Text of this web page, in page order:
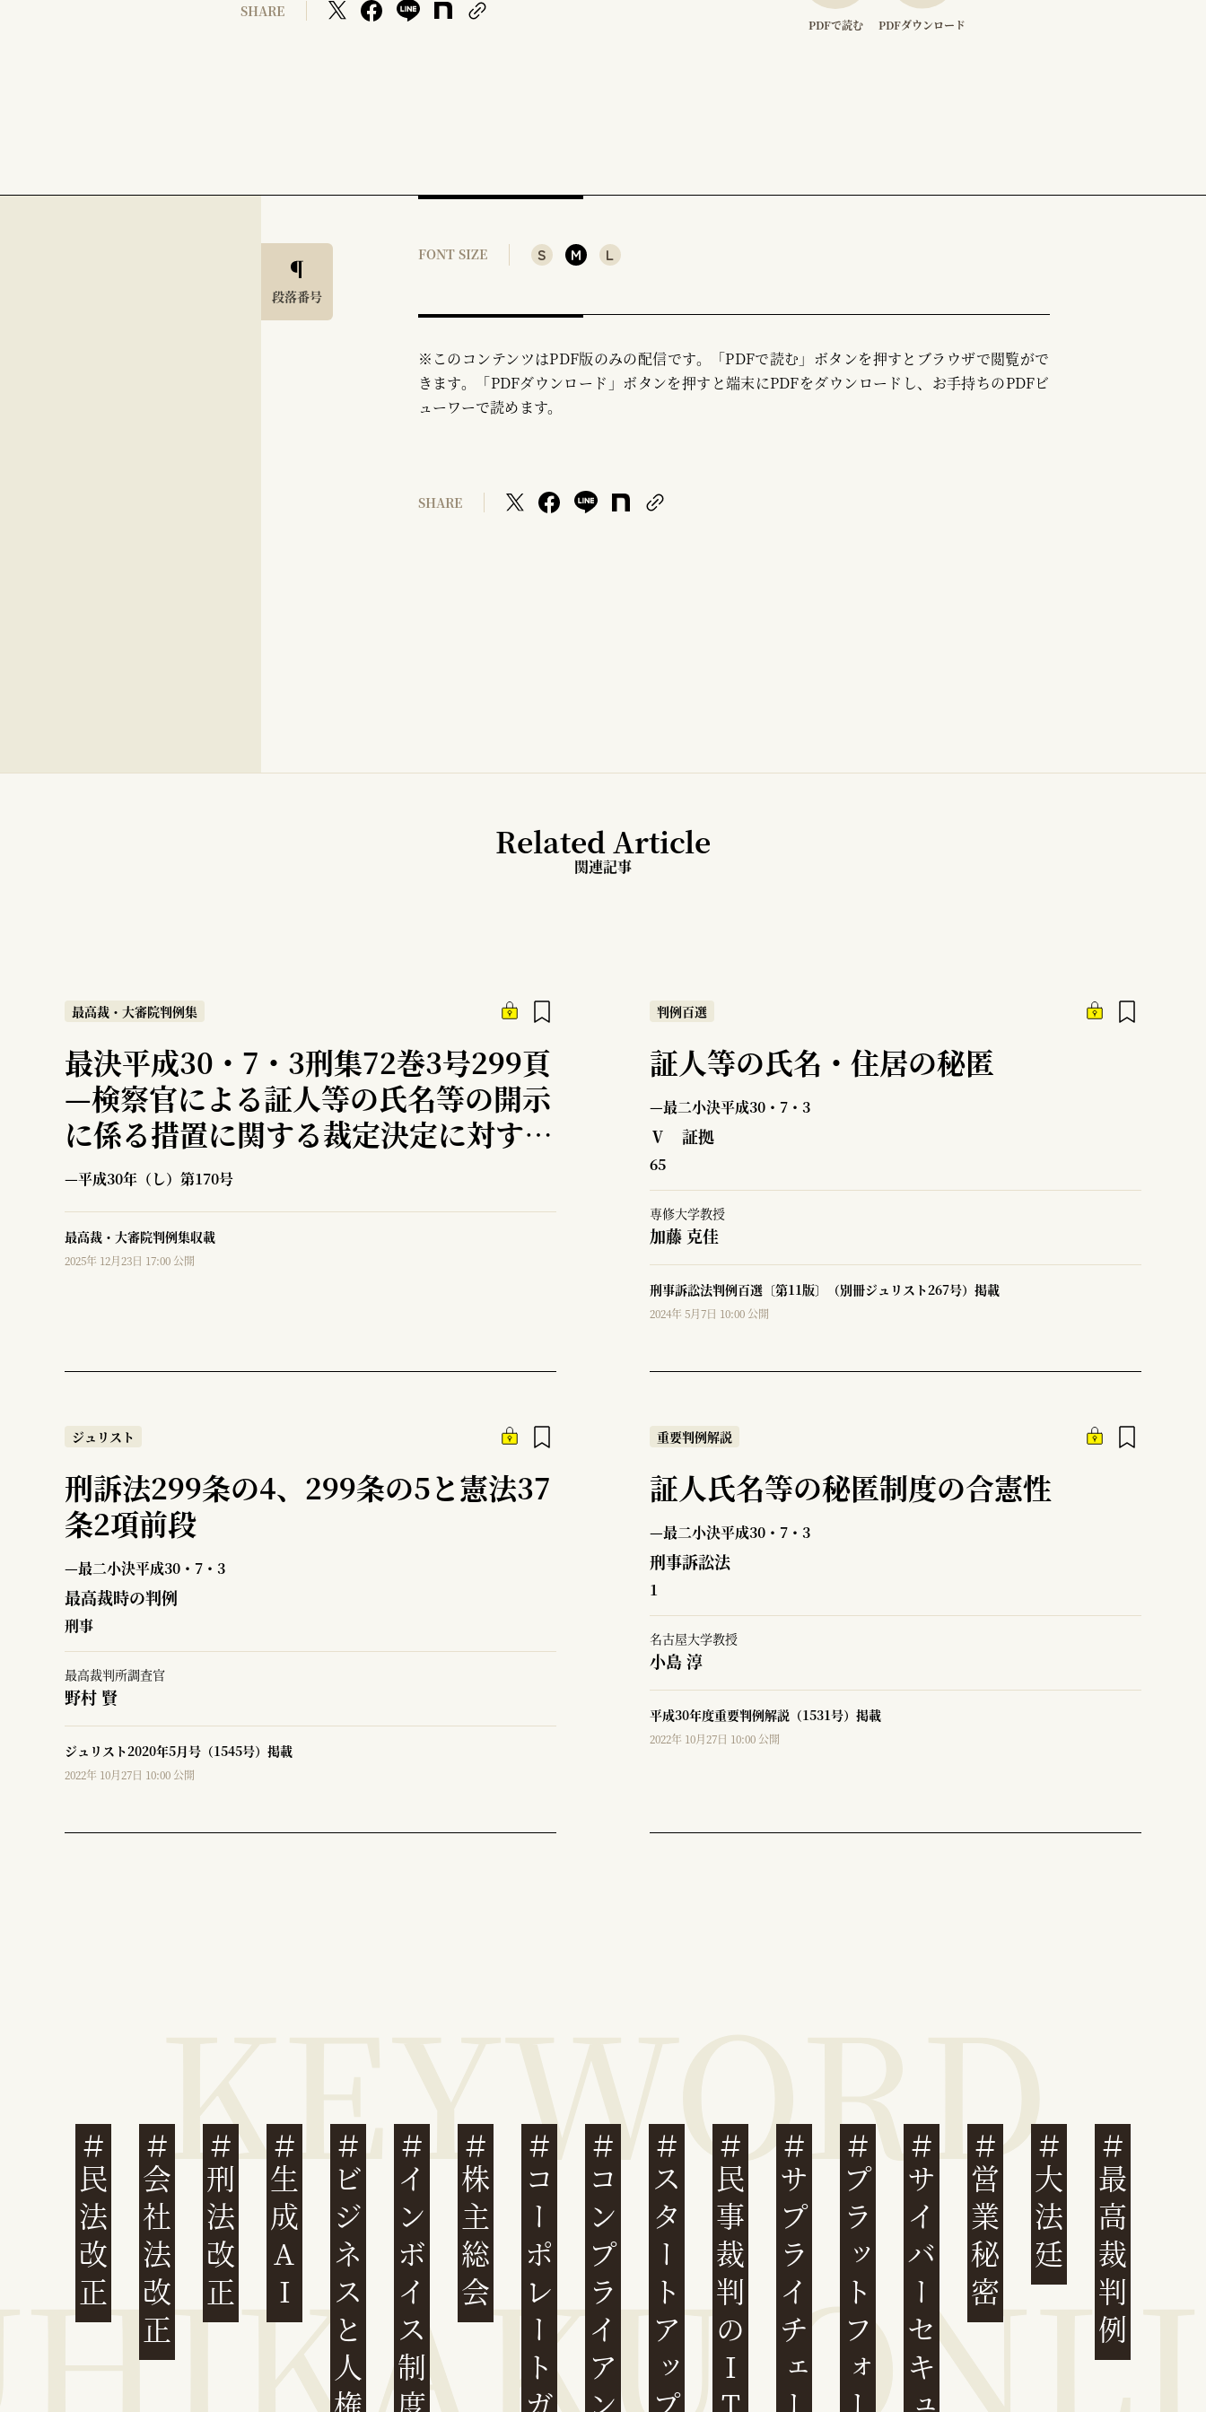
SHARE
PDFで読む PDFダウンロード
段落番号
FONT SIZE S M L
※このコンテンツはPDF版のみの配信です。「PDFで読む」ボタンを押すとブラウザで閲覧がで
きます。「PDFダウンロード」ボタンを押すと端末にPDFをダウンロードし、お手持ちのPDFビ
ューワーで読めます。
SHARE
Related Article
関連記事
最高裁・大審院判例集
最決平成30・7・3刑集72巻3号299頁
—検察官による証人等の氏名等の開示
に係る措置に関する裁定決定に対する
即時抗告棄却決定に対する特別抗告事
件
—平成30年（し）第170号
最高裁・大審院判例集収載
2025年 12月23日 17:00 公開
判例百選
証人等の氏名・住居の秘匿
—最二小決平成30・7・3
Ⅴ 証拠
65
専修大学教授
加藤 克佳
刑事訴訟法判例百選〔第11版〕（別冊ジュリスト267号）掲載
2024年 5月7日 10:00 公開
ジュリスト
刑訴法299条の4、299条の5と憲法37
条2項前段
—最二小決平成30・7・3
最高裁時の判例
刑事
最高裁判所調査官
野村 賢
ジュリスト2020年5月号（1545号）掲載
2022年 10月27日 10:00 公開
重要判例解説
証人氏名等の秘匿制度の合憲性
—最二小決平成30・7・3
刑事訴訟法
1
名古屋大学教授
小島 淳
平成30年度重要判例解説（1531号）掲載
2022年 10月27日 10:00 公開
民法改正 会社法改正 刑法改正 生成AI ビジネスと人権インボイス制度 株主総会 コンプライアンススタートアップ民事裁判のIT化サプライチェーンプラットフォーム 営業秘密 大法廷 最高裁判例